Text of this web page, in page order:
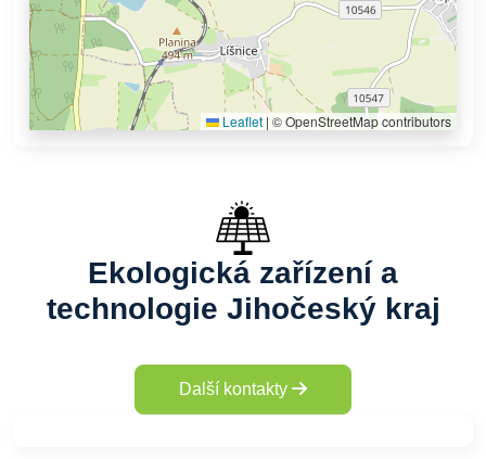
Leaflet | © OpenStreetMap contributors
Ekologická zařízení a
technologie Jihočeský kraj
Další kontakty